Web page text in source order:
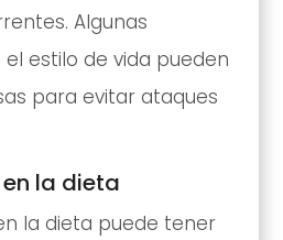
Algunas
estilo de vida pueden
para evitar ataques
la dieta
la dieta puede tener